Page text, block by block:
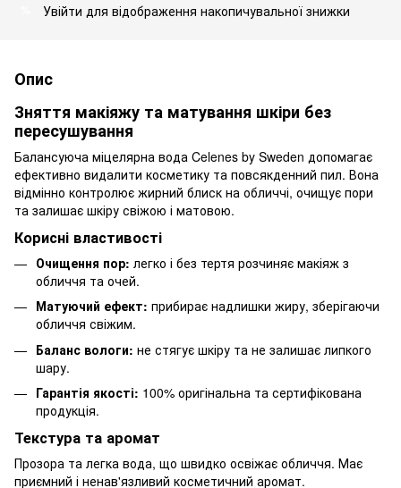
Увійти для відображення накопичувальної знижки
Опис
Зняття макіяжу та матування шкіри без
пересушування
Балансуюча міцелярна вода Celenes by Sweden допомагає
ефективно видалити косметику та повсякденний пил. Вона
відмінно контролює жирний блиск на обличчі, очищує пори
та залишає шкіру свіжою і матовою.
Корисні властивості
Очищення пор: легко і без тертя розчиняє макіяж з
обличчя та очей.
Матуючий ефект: прибирає надлишки жиру, зберігаючи
обличчя свіжим.
Баланс вологи: не стягує шкіру та не залишає липкого
шару.
Гарантія якості: 100% оригінальна та сертифікована
продукція.
Текстура та аромат
Прозора та легка вода, що швидко освіжає обличчя. Має
приємний і ненав'язливий косметичний аромат.